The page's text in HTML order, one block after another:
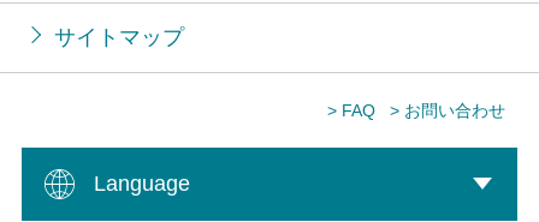
サイトマップ
> FAQ > お問い合わせ
Language